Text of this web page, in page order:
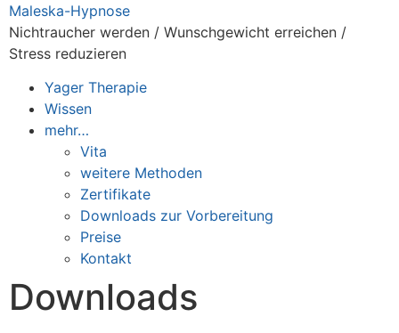
Zum
Inhalt
springen
Maleska-Hypnose
Nichtraucher werden / Wunschgewicht erreichen /
Stress reduzieren
Yager Therapie
Wissen
mehr…
Vita
weitere Methoden
Zertifikate
Downloads zur Vorbereitung
Preise
Kontakt
Downloads